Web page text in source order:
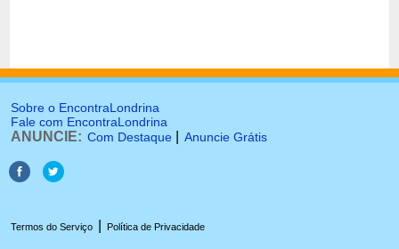
Sobre o EncontraLondrina
Fale com EncontraLondrina
ANUNCIE: Com Destaque Anuncie Grátis
Termos do Serviço Política de Privacidade